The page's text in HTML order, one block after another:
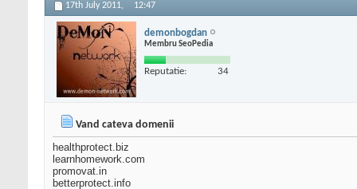
17th July 2011, 12:47
demonbogdan
Membru SeoPedia
Reputatie: 34
Vand cateva domenii
healthprotect.biz
learnhomework.com
promovat.in
betterprotect.info